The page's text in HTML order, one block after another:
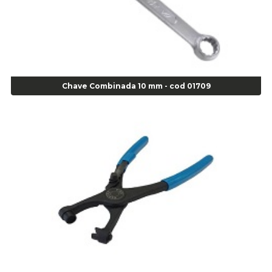
Agulha Escariadora Passeio - Cod 02978
Agulha Escariadora/ Alargadora Caminhão - COD. 02342
Agulha Inserto Pneu s/ câmara - Caminhão - Cod 01909
Agulha para Aplicação Vipstem- Vipal - Cod 02558
Alicate Anéis Interno Reto 3.3/8 pol x 6.1/2 pol - cod 00977
Alicate Bico Reto - Cod 02804
Alicate Bico Reto para Anéis Internos - Cod 00892
Alicate Bico Reto Tipo Telefone - Cod 02911
Alicate Bomba D Água - Cod 01326
Alicate Corte Diagonal - Cod 02138
Alicate Corte Frontal - Cod 02685
Chave Combinada 10 mm - cod 01709